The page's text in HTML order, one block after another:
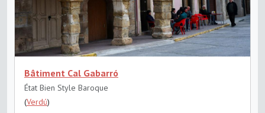
Bâtiment Cal Gabarró
État Bien Style Baroque
(Verdú)